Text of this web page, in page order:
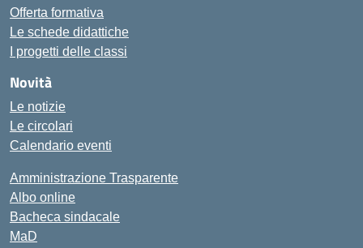
Offerta formativa
Le schede didattiche
I progetti delle classi
Novità
Le notizie
Le circolari
Calendario eventi
Amministrazione Trasparente
Albo online
Bacheca sindacale
MaD